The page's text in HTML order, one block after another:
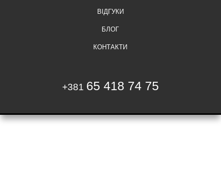
ВІДГУКИ
БЛОГ
КОНТАКТИ
+381 65 418 74 75